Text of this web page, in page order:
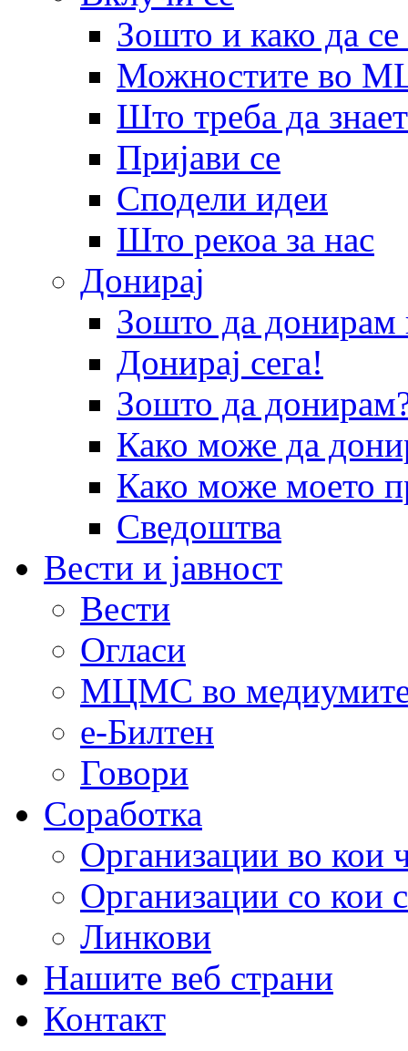
Зошто и како да
Можностите во
Што треба да
Пријави се
Сподели идеи
Што рекоа за нас
Донирај
Зошто да
Донирај сега!
Зошто да
Како може да
Како може моето
Сведоштва
Вести и јавност
Вести
Огласи
МЦМС во
е-Билтен
Говори
Соработка
Организации во кои
Организации со кои
Линкови
Нашите веб страни
Контакт